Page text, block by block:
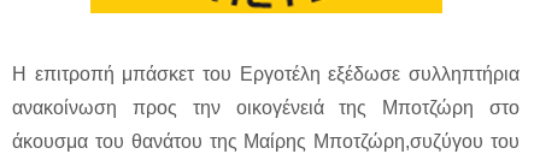
Η επιτροπή μπάσκετ του Εργοτέλη εξέδωσε συλληπτήρια
ανακοίνωση προς την οικογένειά της Μποτζώρη στο
άκουσμα του θανάτου της Μαίρης Μποτζώρη,συζύγου του